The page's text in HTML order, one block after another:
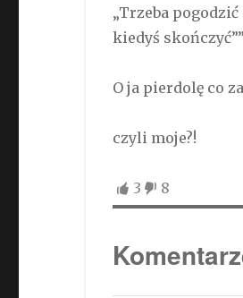
„Trzeba
kiedyś
O ja pierdolę co
czyli moje?!
3 8